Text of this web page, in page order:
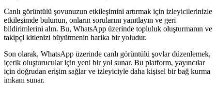
Canlı görüntülü şovunuzun etkileşimini artırmak için izleyicilerinizle
etkileşimde bulunun, onların sorularını yanıtlayın ve geri
bildirimlerini alın. Bu, WhatsApp üzerinde topluluk oluşturmanın ve
takipçi kitlenizi büyütmenin harika bir yoludur.
Son olarak, WhatsApp üzerinde canlı görüntülü şovlar düzenlemek,
içerik oluşturucular için yeni bir yol sunar. Bu platform, yayıncılar
için doğrudan erişim sağlar ve izleyiciyle daha kişisel bir bağ kurma
imkanı sunar.